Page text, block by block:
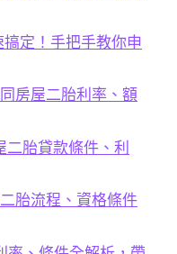
定！手把手教你申
房屋二胎利率、額
胎貸款條件、利
胎流程、資格條件